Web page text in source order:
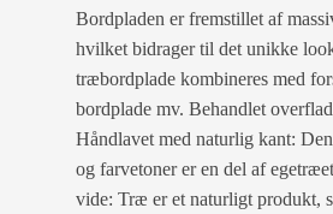
Bordpladen er fremstillet af
hvilket bidrager til det unikke
træbordplade kombineres med
bordplade mv. Behandlet
Håndlavet med naturlig kant:
og farvetoner er en del af
vide: Træ er et naturligt produkt,